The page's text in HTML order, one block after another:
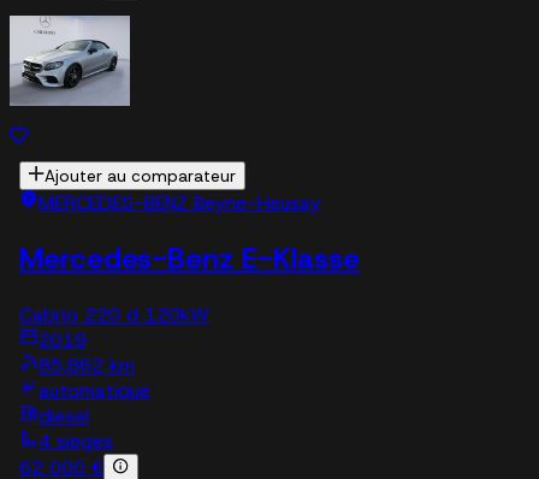
Ajouter au comparateur
MERCEDES-BENZ Beyne-Heusay
Mercedes-Benz E-Klasse
Cabrio 220 d 120kW
2019
85,862 km
automatique
diesel
4 sieges
62 000 €